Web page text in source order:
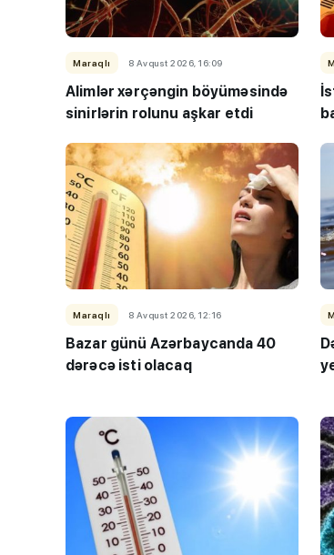
Maraqlı 8 Avqust 2026, 16:09
Alimlər xərçəngin böyüməsində
sinirlərin rolunu aşkar etdi
Maraqlı 8 Avqust 2026, 12:16
Bazar günü Azərbaycanda 40
dərəcə isti olacaq